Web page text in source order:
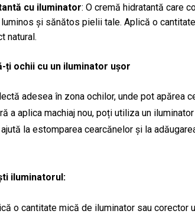
cu iluminator: O cremă hidratantă care
și sănătos pielii tale. Aplică o
natural.
ți ochii cu un iluminator ușor
adesea în zona ochilor, unde pot apărea
a aplica machiaj nou, poți utiliza un
la estomparea cearcănelor și la
iluminatorul:
o cantitate mică de iluminator sau corector